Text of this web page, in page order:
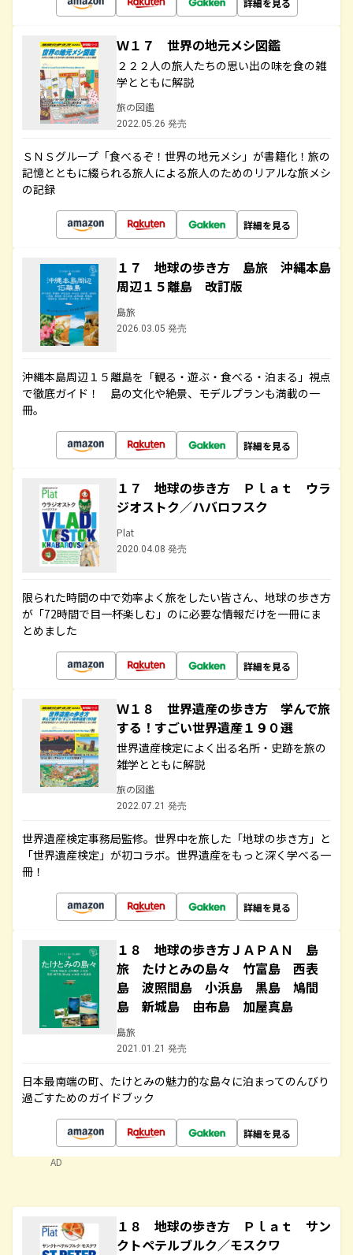
Ｗ１７ 世界の地元メシ図鑑
２２２人の旅人たちの思い出の味を食の雑
学とともに解説
旅の図鑑
2022.05.26 発売
ＳＮＳグループ「食べるぞ！世界の地元メシ」が書籍化！旅の
記憶とともに綴られる旅人による旅人のためのリアルな旅メシ
の記録
詳細を見る
１７ 地球の歩き方 島旅 沖縄本島
周辺１５離島 改訂版
島旅
2026.03.05 発売
沖縄本島周辺１５離島を「観る・遊ぶ・食べる・泊まる」視点
で徹底ガイド！ 島の文化や絶景、モデルプランも満載の一
冊。
詳細を見る
１７ 地球の歩き方 Ｐｌａｔ ウラ
ジオストク／ハバロフスク
Plat
2020.04.08 発売
限られた時間の中で効率よく旅をしたい皆さん、地球の歩き方
が「72時間で目一杯楽しむ」のに必要な情報だけを一冊にま
とめました
詳細を見る
Ｗ１８ 世界遺産の歩き方 学んで旅
する！すごい世界遺産１９０選
世界遺産検定によく出る名所・史跡を旅の
雑学とともに解説
旅の図鑑
2022.07.21 発売
世界遺産検定事務局監修。世界中を旅した「地球の歩き方」と
「世界遺産検定」が初コラボ。世界遺産をもっと深く学べる一
冊！
詳細を見る
１８ 地球の歩き方ＪＡＰＡＮ 島
旅 たけとみの島々 竹富島 西表
島 波照間島 小浜島 黒島 鳩間
島 新城島 由布島 加屋真島
島旅
2021.01.21 発売
日本最南端の町、たけとみの魅力的な島々に泊まってのんびり
過ごすためのガイドブック
詳細を見る
AD
１８ 地球の歩き方 Ｐｌａｔ サン
クトペテルブルク／モスクワ